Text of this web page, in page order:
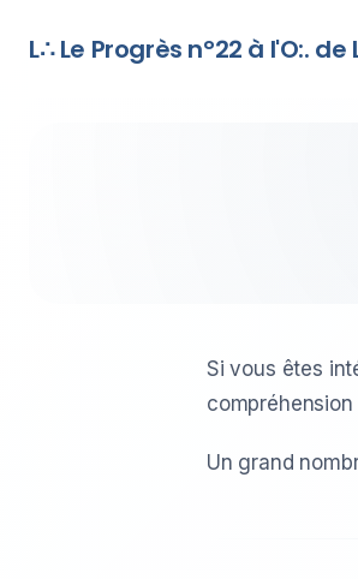
L∴ Le Progrès n°22 à l'O:.
Si vous êtes
Un grand